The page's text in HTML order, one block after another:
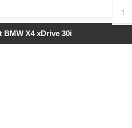
BMW X4 xDrive 30i